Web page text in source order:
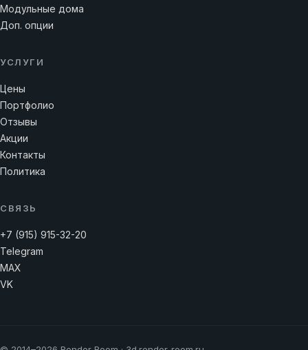
Модульные дома
Доп. опции
УСЛУГИ
Цены
Портфолио
Отзывы
Акции
Контакты
Политика
СВЯЗЬ
+7 (915) 915-32-20
Telegram
MAX
VK